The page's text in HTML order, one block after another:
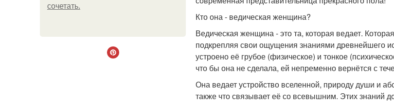
сочетать.
Кто она - ведическая женщина?
Ведическая женщина - это та, которая ведает.
подкрепляя свои ощущения знаниями древнейшего
устроено её грубое (физическое) и тонкое
что бы она не сделала, ей непременно вернётся с
Она ведает устройство вселенной, природу души и
также что связывает её со всевышним. Этих знаний